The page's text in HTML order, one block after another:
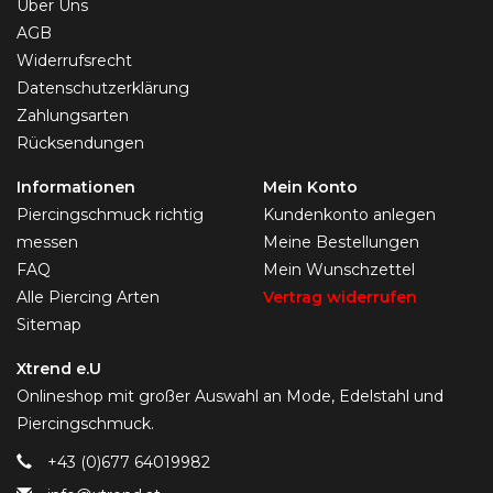
Über Uns
AGB
Widerrufsrecht
Datenschutzerklärung
Zahlungsarten
Rücksendungen
Informationen
Piercingschmuck richtig
messen
FAQ
Alle Piercing Arten
Sitemap
Mein Konto
Kundenkonto anlegen
Meine Bestellungen
Mein Wunschzettel
Vertrag widerrufen
Xtrend e.U
Onlineshop mit großer Auswahl an Mode, Edelstahl und
Piercingschmuck.
+43 (0)677 64019982